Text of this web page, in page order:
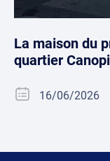
La maison du
quartier
16/06/2026